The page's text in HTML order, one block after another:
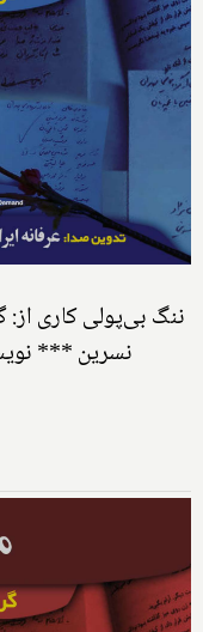
ننگ بی‌پولی کاری از:
نسرین ***